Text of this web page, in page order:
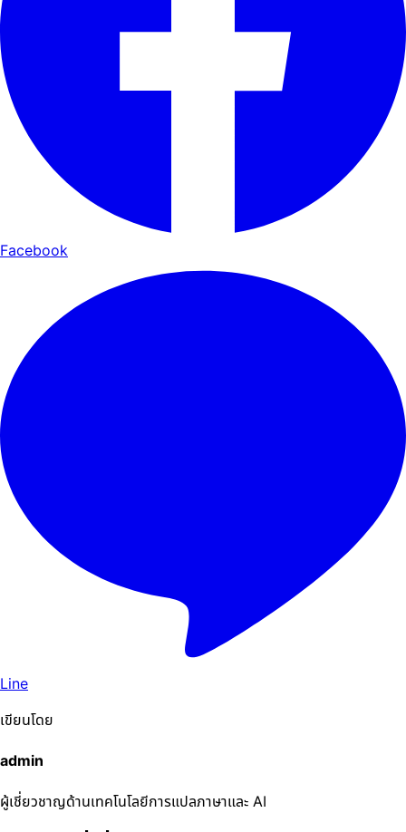
Facebook
Line
เขียนโดย
admin
ผู้เชี่ยวชาญด้านเทคโนโลยีการแปลภาษาและ AI